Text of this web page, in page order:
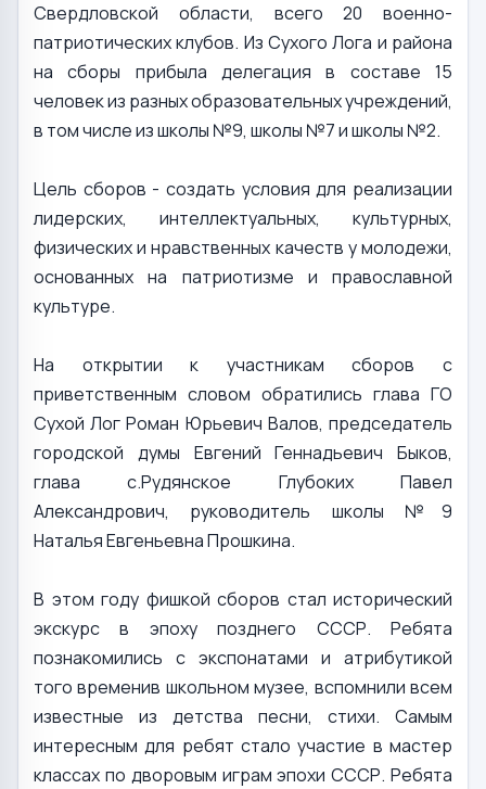
Свердловской области, всего 20 военно-
патриотических клубов. Из Сухого Лога и района
на сборы прибыла делегация в составе 15
человек из разных образовательных учреждений,
в том числе из школы №9, школы №7 и школы №2.
Цель сборов - создать условия для реализации
лидерских, интеллектуальных, культурных,
физических и нравственных качеств у молодежи,
основанных на патриотизме и православной
культуре.
На открытии к участникам сборов с
приветственным словом обратились глава ГО
Сухой Лог Роман Юрьевич Валов, председатель
городской думы Евгений Геннадьевич Быков,
глава с.Рудянское Глубоких Павел
Александрович, руководитель школы №9
Наталья Евгеньевна Прошкина.
В этом году фишкой сборов стал исторический
экскурс в эпоху позднего СССР. Ребята
познакомились с экспонатами и атрибутикой
того временив школьном музее, вспомнили всем
известные из детства песни, стихи. Самым
интересным для ребят стало участие в мастер
классах по дворовым играм эпохи СССР. Ребята